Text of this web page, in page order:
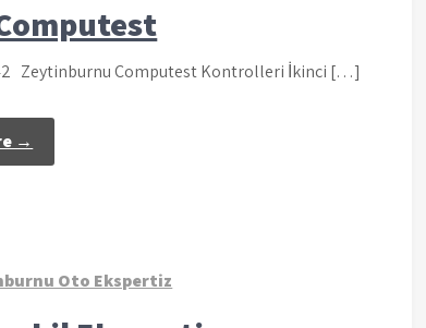
42 Zeytinburnu Computest Kontrolleri İkinci […]
→
Oto Ekspertiz